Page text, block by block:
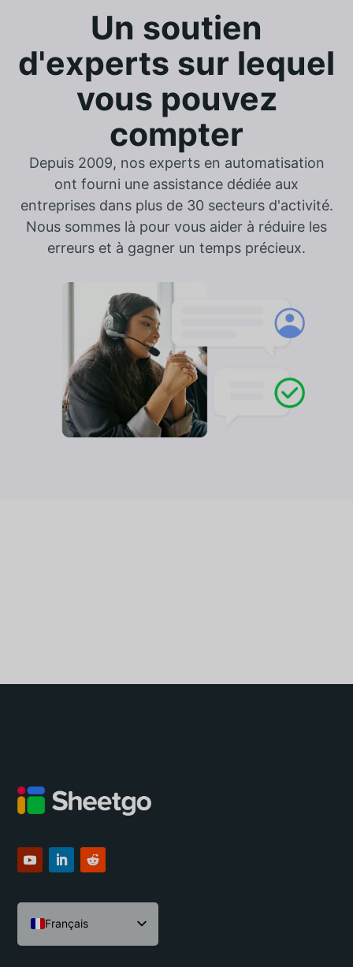
Un soutien
d'experts sur lequel
vous pouvez
compter
Depuis 2009, nos experts en automatisation
ont fourni une assistance dédiée aux
entreprises dans plus de 30 secteurs d'activité.
Nous sommes là pour vous aider à réduire les
erreurs et à gagner un temps précieux.
Français
English